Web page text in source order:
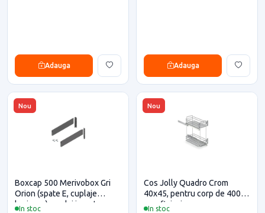
Adauga Adauga
Nou
In stoc
Boxcap 500 Merivobox Gri
Orion (spate E, cuplaje
lonjeron), cuplaj inserta,
Nou
In stoc
Cos Jolly Quadro Crom
40x45, pentru corp de 400
mm, finisaj crom